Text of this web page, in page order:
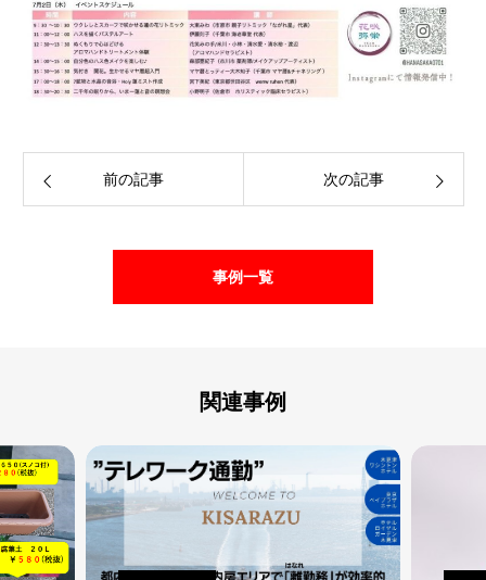
前の記事 次の記事
事例一覧
関連事例